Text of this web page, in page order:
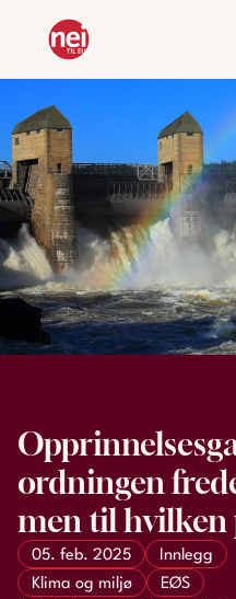
ordningen
men til hvilken
05. feb. 2025
Innlegg
Klima og miljø
EØS